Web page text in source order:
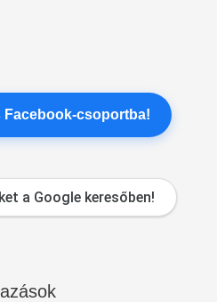
Facebook-csoportba!
a Google keresőben!